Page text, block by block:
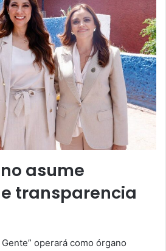
asume
transparencia
operará como órgano